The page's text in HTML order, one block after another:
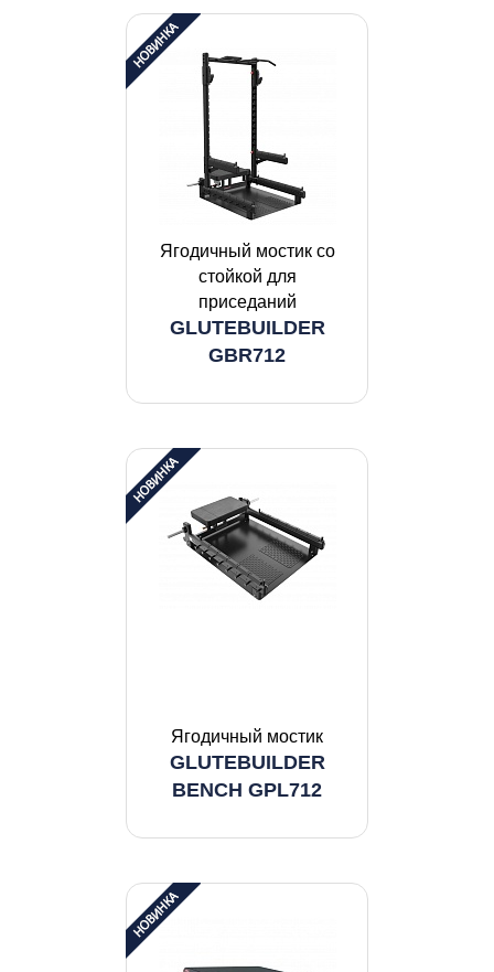
Ягодичный мостик со
стойкой для
приседаний
GLUTEBUILDER
GBR712
Ягодичный мостик
GLUTEBUILDER
BENCH GPL712